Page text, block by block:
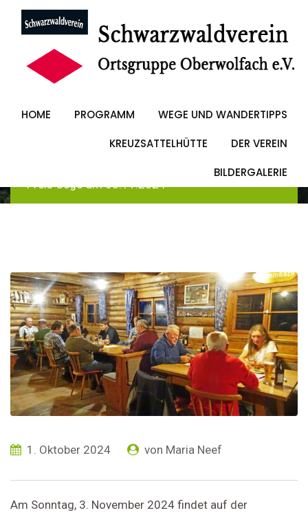
HOME PROGRAMM
WEGE UND WANDERTIPPS
KREUZSATTELHÜTTE
DER VEREIN
BILDERGALERIE
Preis Cego am
03.11.2024
Blog-Allgemein
-Preis Cego am 03.11.2024
1. Oktober 2024 von Maria Neef
Am Sonntag, 3. November 2024 findet auf der